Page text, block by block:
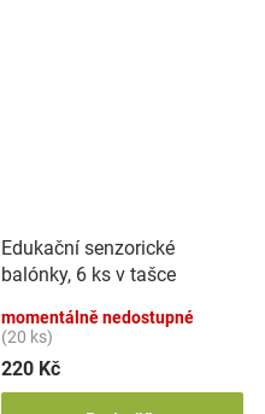
Edukační senzorické
balónky, 6 ks v tašce
momentálně nedostupné
(20 ks)
220 Kč